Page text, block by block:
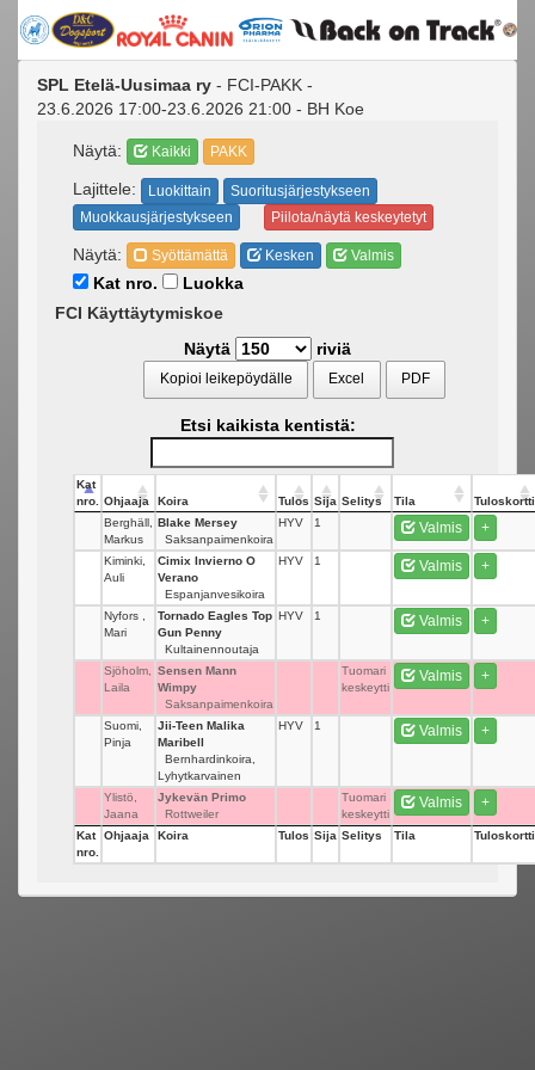
SPL Etelä-Uusimaa ry - FCI-PAKK -
23.6.2026 17:00-23.6.2026 21:00 - BH Koe
Näytä: Kaikki PAKK
Lajittele: Luokittain
Suoritusjärjestykseen
Muokkausjärjestykseen
Piilota/näytä keskeytetyt
Näytä: Syöttämättä Kesken Valmis
Kat nro.
Luokka
FCI Käyttäytymiskoe
Näytä
riviä
Kopioi leikepöydälle Excel PDF
Etsi kaikista kentistä:
Kat
nro.
Ohjaaja Koira Tulos Sija Selitys Tila
Tuloskortti
Berghäll,
Markus
Blake Mersey
Saksanpaimenkoira
HYV 1 Valmis +
Kiminki,
Auli
Cimix Invierno O
Verano
Espanjanvesikoira
HYV 1 Valmis +
Nyfors ,
Mari
Tornado Eagles Top
Gun Penny
Kultainennoutaja
HYV 1 Valmis +
Sjöholm,
Laila
Sensen Mann
Wimpy
Saksanpaimenkoira
Tuomari
keskeytti
Valmis +
Suomi,
Pinja
Jii-Teen Malika
Maribell
Bernhardinkoira,
Lyhytkarvainen
HYV 1 Valmis +
Ylistö,
Jaana
Jykevän Primo
Rottweiler
Tuomari
keskeytti
Valmis +
Kat
nro.
Ohjaaja Koira Tulos Sija Selitys Tila Tuloskortti